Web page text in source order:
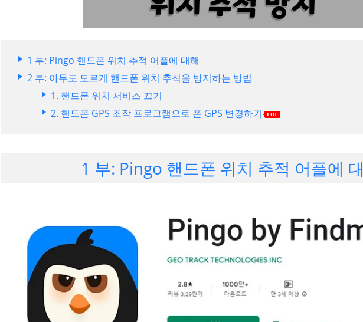
1 부: Pingo 핸드폰 위치 추적 어플에 대해
2 부: 아무도 모르게 핸드폰 위치 추적을 방지하는 방법
1. 핸드폰 위치 서비스 끄기
2. 핸드폰 GPS 조작 프로그램으로 폰 GPS 변경하기
1 부: Pingo 핸드폰 위치 추적 어플에